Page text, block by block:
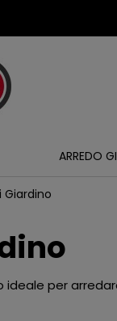
ARREDO
Giardino
ideale per